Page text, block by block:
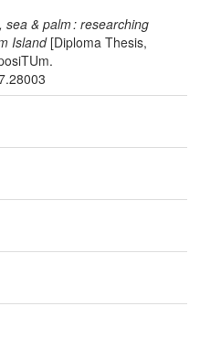
sea & palm : researching
Island[Diploma Thesis,